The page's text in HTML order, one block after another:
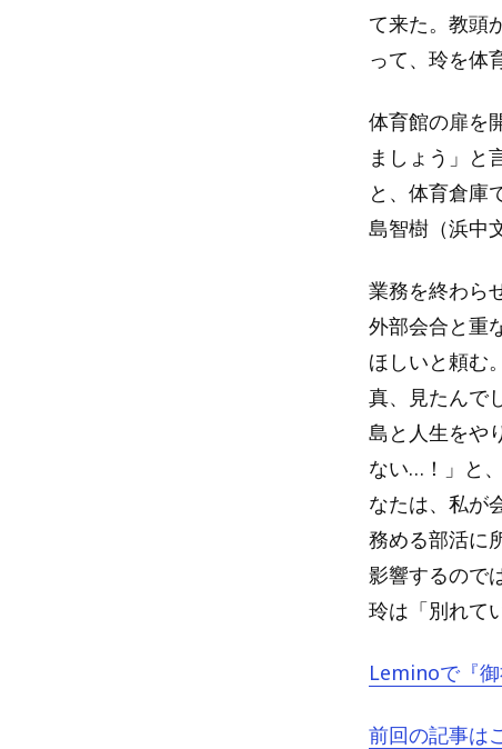
て来た。教頭
って、玲を体
体育館の扉を
ましょう」と
と、体育倉庫
島智樹（浜中
業務を終わら
外部会合と重
ほしいと頼む
真、見たんで
島と人生をや
ない…！」と
なたは、私が
務める部活に
影響するので
玲は「別れて
Leminoで『
前回の記事は